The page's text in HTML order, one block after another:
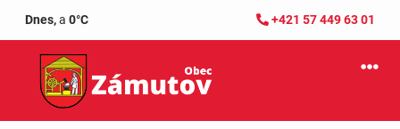
Dnes,a 0°C +421 57 449 63 01